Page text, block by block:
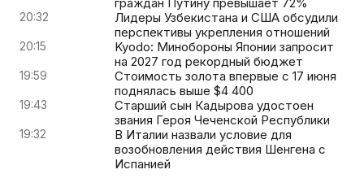
20:32
Лидеры Узбекистана и США обсудили
перспективы укрепления отношений
20:15
Kyodo: Минобороны Японии запросит
на 2027 год рекордный бюджет
19:59
Стоимость золота впервые с 17 июня
поднялась выше $4 400
19:43
Старший сын Кадырова удостоен
звания Героя Чеченской Республики
19:32
В Италии назвали условие для
возобновления действия Шенгена с
Испанией